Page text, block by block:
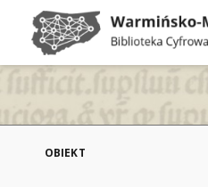
OBIEKT